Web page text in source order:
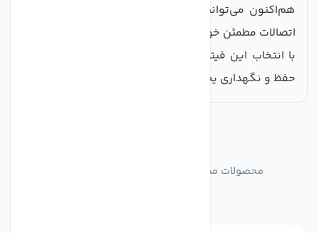
هم‌اکنون می‌توانید این محصول را سفارش دهید و از
اتصالات مطمئن خود لذت ببرید. جای نگرانی نیست، چرا که
با انتخاب این فیتینگ، شما یک سرمایه‌گذاری مطمئن در
حفظ و نگهداری یخچال خود کرده‌اید.
محصولات مشابه رابط شلنگ یخچال مدل 8 به 6